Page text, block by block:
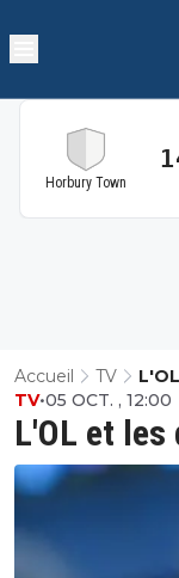
Horbury Town
Accueil TV
L'OL et les
TV•05 OCT. , 12:00